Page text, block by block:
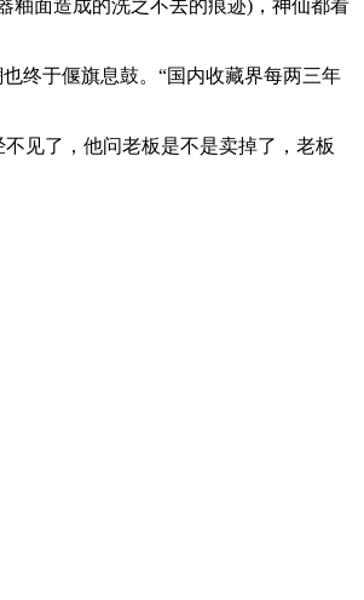
釉面造成的洗之不去的痕迹)，神仙都看
终于偃旗息鼓。“国内收藏界每两三年
见了，他问老板是不是卖掉了，老板